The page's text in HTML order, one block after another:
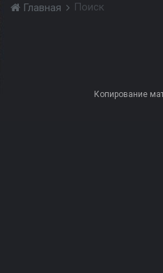
Главная Поиск
Копирование